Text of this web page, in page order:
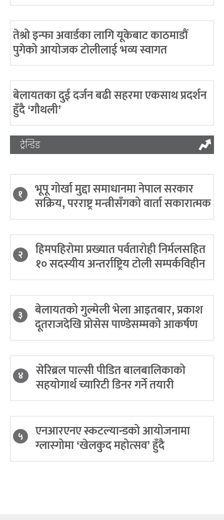
तेश्रो इन्फा अवार्डका लागि यूकेबाट काठमाडौं
पुगेको आयोजक टोलीलाई भव्य स्वागत
बेलायतका दुई दर्जन बढी सहरमा एकसाथ प्रदर्शन
हुँदै ‘गौथली’
ट्रेन्डिङ
१ भूपू गोर्खा मुद्दा समाधानमा नेपाल सरकार
सक्रिय, परराष्ट्र मन्त्रीसँगको वार्ता सकारात्मक
२ हिमपहिरोमा प्रख्यात पर्वतारोही निर्मलसहित
१० सदस्यीय अन्तर्राष्ट्रिय टोली सम्पर्कविहीन
३ बेलायतको गुल्मेली भेला आइतबार, प्रकाश
दूतराजदेखि प्रोसेस पाण्डेसम्मको आकर्षण
४ सेरिब्रल पाल्सी पीडित बालबालिकाको
सहयोगार्थ च्यारिटी डिनर गर्ने तयारी
५ एनआरएनए स्कटल्यान्डको आयोजनामा
ग्लास्गोमा ‘खेलकुद महोत्सव’ हुँदै